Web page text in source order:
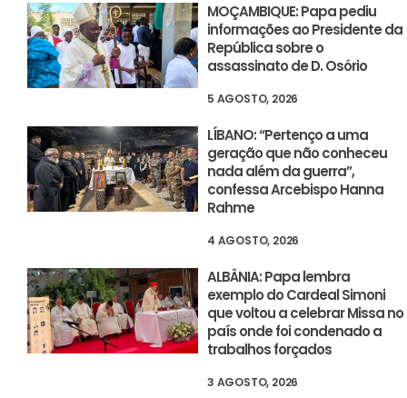
MOÇAMBIQUE: Papa pediu
informações ao Presidente da
República sobre o
assassinato de D. Osório
5 AGOSTO, 2026
LÍBANO: “Pertenço a uma
geração que não conheceu
nada além da guerra”,
confessa Arcebispo Hanna
Rahme
4 AGOSTO, 2026
ALBÂNIA: Papa lembra
exemplo do Cardeal Simoni
que voltou a celebrar Missa no
país onde foi condenado a
trabalhos forçados
3 AGOSTO, 2026